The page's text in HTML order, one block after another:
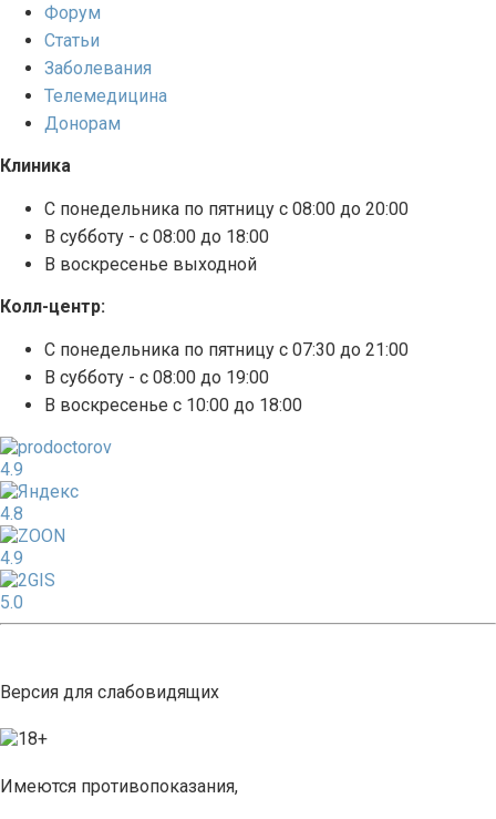
Форум
Статьи
Заболевания
Телемедицина
Донорам
Клиника
С понедельника по пятницу с 08:00 до 20:00
В субботу - с 08:00 до 18:00
В воскресенье выходной
Колл-центр:
С понедельника по пятницу с 07:30 до 21:00
В субботу - с 08:00 до 19:00
В воскресенье с 10:00 до 18:00
4.9
4.8
4.9
5.0
Версия для слабовидящих
Имеются противопоказания,